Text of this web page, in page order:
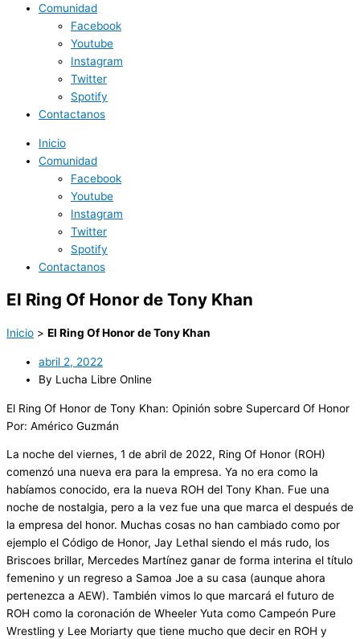
Comunidad
Facebook
Youtube
Instagram
Twitter
Spotify
Contactanos
Inicio
Comunidad
Facebook
Youtube
Instagram
Twitter
Spotify
Contactanos
El Ring Of Honor de Tony Khan
Inicio > El Ring Of Honor de Tony Khan
abril 2, 2022
By Lucha Libre Online
El Ring Of Honor de Tony Khan: Opinión sobre Supercard Of Honor
Por: Américo Guzmán
La noche del viernes, 1 de abril de 2022, Ring Of Honor (ROH)
comenzó una nueva era para la empresa. Ya no era como la
habíamos conocido, era la nueva ROH del Tony Khan. Fue una
noche de nostalgia, pero a la vez fue una que marca el después de
la empresa del honor. Muchas cosas no han cambiado como por
ejemplo el Código de Honor, Jay Lethal siendo el más rudo, los
Briscoes brillar, Mercedes Martínez ganar de forma interina el título
femenino y un regreso a Samoa Joe a su casa (aunque ahora
pertenezca a AEW). También vimos lo que marcará el futuro de
ROH como la coronación de Wheeler Yuta como Campeón Pure
Wrestling y Lee Moriarty que tiene mucho que decir en ROH y